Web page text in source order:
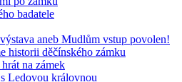
badatele
aneb Mudlům vstup povolen!
historii děčínského zámku
na zámek
Ledovou královnou